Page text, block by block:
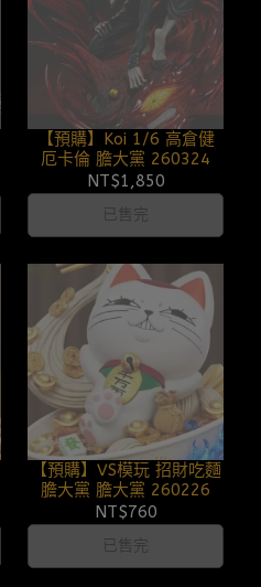
【預購】Koi 1/6 高倉健
厄卡倫 膽大黨 260324
NT$1,850
已售完
【預購】VS模玩 招財吃麵
膽大黨 膽大黨 260226
NT$760
已售完